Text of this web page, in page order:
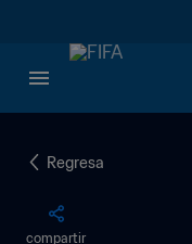
Regresa
compartir